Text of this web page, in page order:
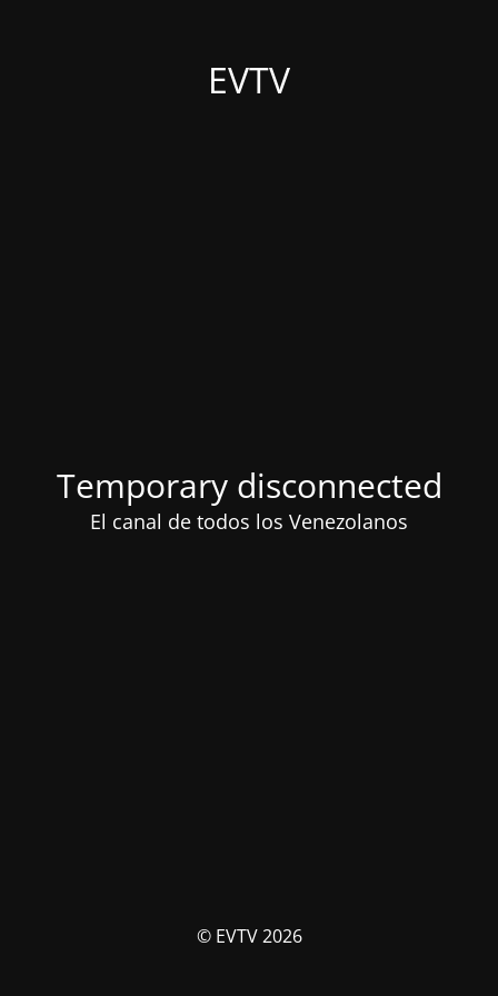
EVTV
Temporary disconnected
El canal de todos los Venezolanos
© EVTV 2026